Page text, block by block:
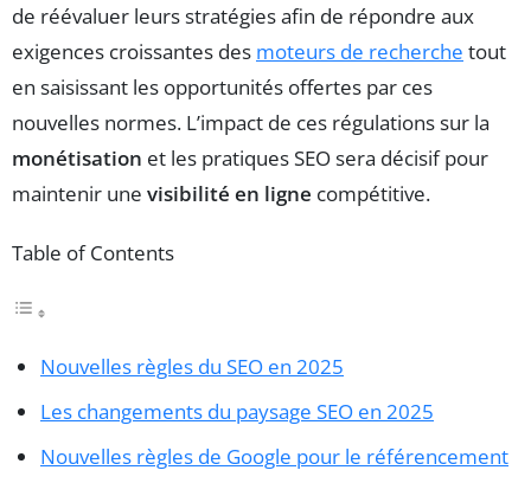
de réévaluer leurs stratégies afin de répondre aux
exigences croissantes des moteurs de recherche tout
en saisissant les opportunités offertes par ces
nouvelles normes. L’impact de ces régulations sur la
monétisation et les pratiques SEO sera décisif pour
maintenir une visibilité en ligne compétitive.
Table of Contents
Nouvelles règles du SEO en 2025
Les changements du paysage SEO en 2025
Nouvelles règles de Google pour le référencement